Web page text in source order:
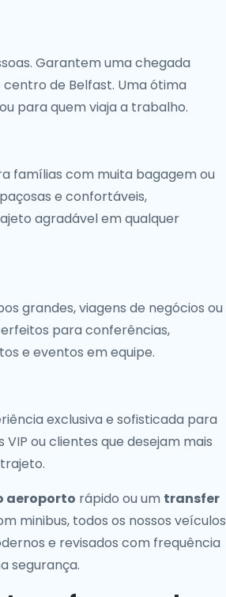
Garantem uma chegada
de Belfast. Uma ótima
para quem viaja a trabalho.
famílias com muita bagagem ou
e confortáveis,
agradável em qualquer
grandes, viagens de negócios ou
para conferências,
e eventos em equipe.
exclusiva e sofisticada para
VIP ou clientes que desejam mais
aeroporto rápido ou um transfer
minibus, todos os nossos veículos
e revisados com frequência
segurança.